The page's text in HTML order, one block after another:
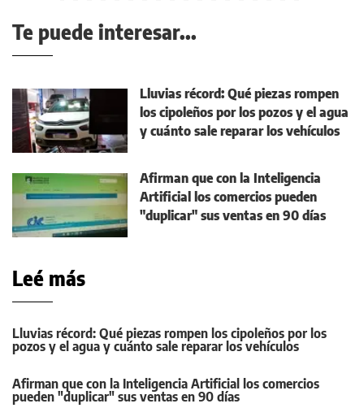
Te puede interesar...
Lluvias récord: Qué piezas rompen
los cipoleños por los pozos y el agua
y cuánto sale reparar los vehículos
Afirman que con la Inteligencia
Artificial los comercios pueden
"duplicar" sus ventas en 90 días
Leé más
Lluvias récord: Qué piezas rompen los cipoleños por los
pozos y el agua y cuánto sale reparar los vehículos
Afirman que con la Inteligencia Artificial los comercios
pueden "duplicar" sus ventas en 90 días